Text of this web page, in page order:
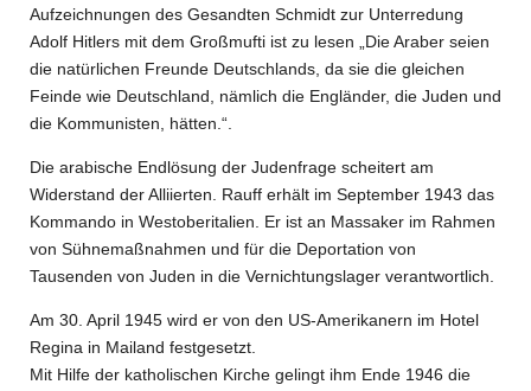
Aufzeichnungen des Gesandten Schmidt zur Unterredung
Adolf Hitlers mit dem Großmufti ist zu lesen „Die Araber seien
die natürlichen Freunde Deutschlands, da sie die gleichen
Feinde wie Deutschland, nämlich die Engländer, die Juden und
die Kommunisten, hätten.“.
Die arabische Endlösung der Judenfrage scheitert am
Widerstand der Alliierten. Rauff erhält im September 1943 das
Kommando in Westoberitalien. Er ist an Massaker im Rahmen
von Sühnemaßnahmen und für die Deportation von
Tausenden von Juden in die Vernichtungslager verantwortlich.
Am 30. April 1945 wird er von den US-Amerikanern im Hotel
Regina in Mailand festgesetzt.
Mit Hilfe der katholischen Kirche gelingt ihm Ende 1946 die